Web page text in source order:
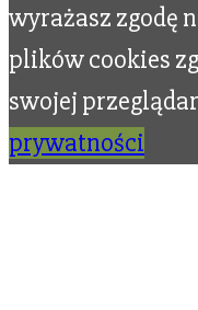
wyrażasz zgodę
plików cookies
swojej
prywatności